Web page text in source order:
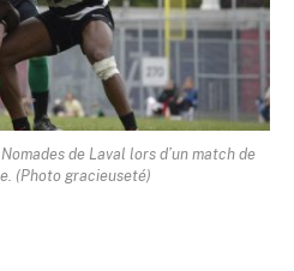
de Laval lors d’un match de
(Photo gracieuseté)